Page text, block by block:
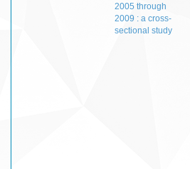
2005 through
2009 : a cross-
sectional study